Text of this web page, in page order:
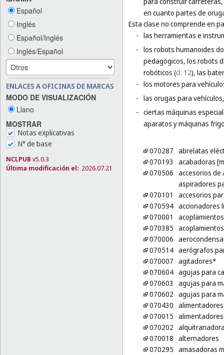
Español
Inglés
Español/Inglés
Inglés/Español
ENLACES A OFICINAS DE MARCAS
MODO DE VISUALIZACIÓN
Llano
MOSTRAR
Notas explicativas
N° de base
NCLPUB v5.0.3
Última modificación el: 2026.07.21
en cuanto partes de
Esta clase no comprende en
- las herramientas e
- los robots humanoides
pedagógicos, los robots
robóticos (cl. 12), las
- los motores para
- las orugas para
- ciertas máquinas
aparatos y máquinas
070287 abrelatas
070193
acabadoras
070506 accesorios
aspiradores
070101
accesorios
070594 accionadores
070001
070385
070006
070514 aerógrafos
070007 agitadores*
070604 agujas para
070603
agujas para
070602 agujas para
070430
070015
070202
070018 alternadores
070295 amasadoras